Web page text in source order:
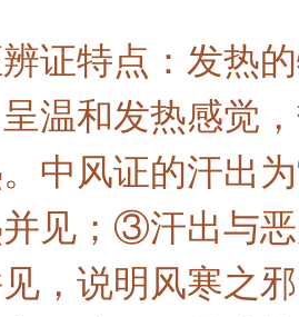
证特点：发热
温和发热感觉
中风证的汗出
见；③汗出与
，说明风寒之